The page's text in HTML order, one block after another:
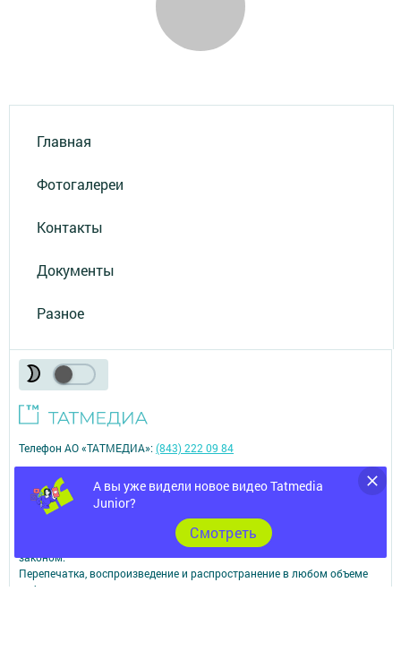
Главная
Фотогалереи
Контакты
Документы
Разное
А вы уже видели новое видео Tatmedia
Junior?
Cмотреть
© 2011 - 2026. Ютазы таны (Ютазинская новь). Все права защищены.
© ТАТМЕДИА. Все материалы, размещенные на сайте, защищены
законом.
Перепечатка, воспроизведение и распространение в любом объеме
информации,
Телефон АО «ТАТМЕДИА»:(843) 222 09 84
16+